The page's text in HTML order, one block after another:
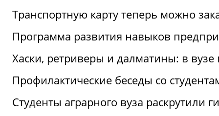
Транспортную карту теперь можно
Программа развития навыков
Хаски, ретриверы и далматины: в вузе
Профилактические беседы со
Студенты аграрного вуза раскрутили